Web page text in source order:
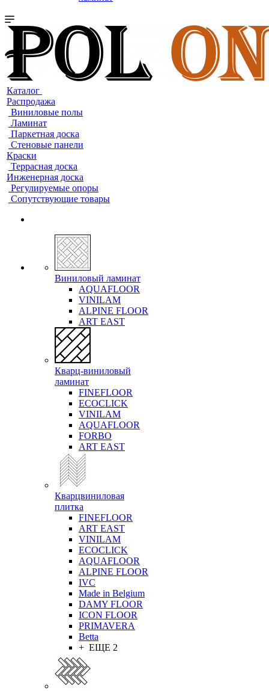
Каталог
Распродажа
Виниловые полы
Ламинат
Паркетная доска
Стеновые панели
Краски
Террасная доска
Инженерная доска
Регулируемые опоры
Сопутствующие товары
Виниловый ламинат
AQUAFLOOR
VINILAM
ALPINE FLOOR
ART EAST
Кварц-виниловый
ламинат
FINEFLOOR
ECOCLICK
VINILAM
AQUAFLOOR
FORBO
ART EAST
Кварцвиниловая
плитка
FINEFLOOR
ART EAST
VINILAM
ECOCLICK
AQUAFLOOR
ALPINE FLOOR
IVC
Made in Belgium
DAMY FLOOR
ICON FLOOR
PRIMAVERA
Betta
+ ЕЩЕ 2